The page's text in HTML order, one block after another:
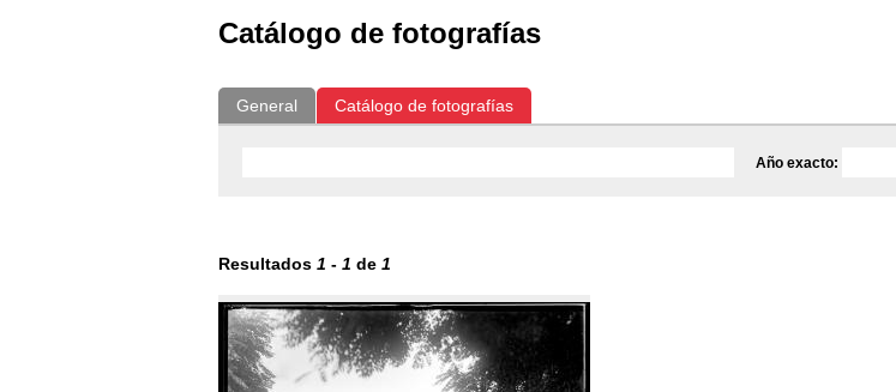
Catálogo de fotografías
General Catálogo de fotografías
Año exacto:
Resultados 1 - 1 de 1